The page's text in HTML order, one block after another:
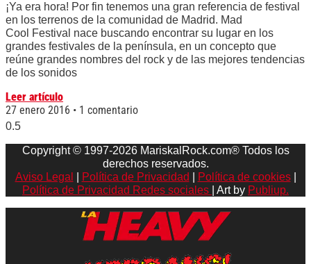
¡Ya era hora! Por fin tenemos una gran referencia de festival
en los terrenos de la comunidad de Madrid. Mad
Cool Festival nace buscando encontrar su lugar en los
grandes festivales de la península, en un concepto que
reúne grandes nombres del rock y de las mejores tendencias
de los sonidos
Leer artículo
27 enero 2016
1 comentario
Copyright © 1997-2026 MariskalRock.com® Todos los
derechos reservados.
Aviso Legal
Política de Privacidad Política de cookies|
Política de Privacidad Redes sociales
| Art by Publiup.